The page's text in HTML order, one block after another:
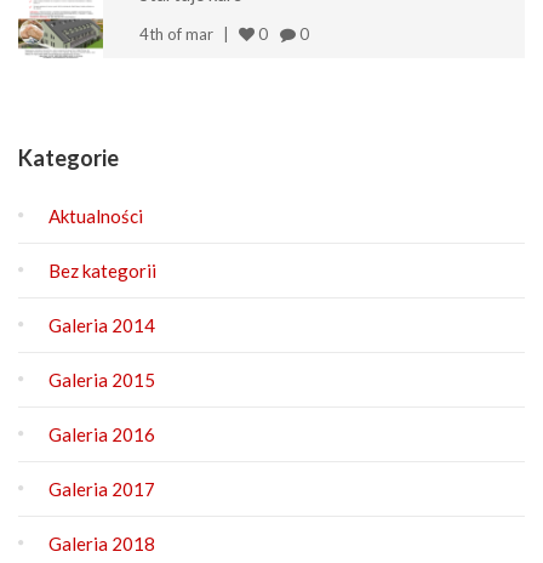
4th of mar 0 0
Kategorie
Aktualności
Bez kategorii
Galeria 2014
Galeria 2015
Galeria 2016
Galeria 2017
Galeria 2018